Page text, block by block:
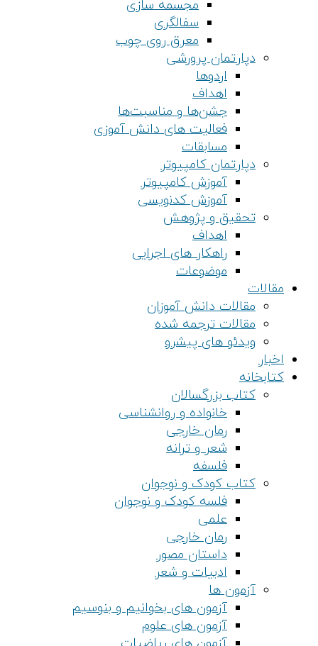
مجسمه سازی
سفالگری
معرق روی چوب
دپارتمان پرورشی
اردوها
اهداف
جشن‌ها و مناسبت‌ها
فعالیت های دانش آموزی
مسابقات
دپارتمان کامپیوتر
آموزش کامپیوتر
آموزش کدنویسی
تحقیق و پژوهش
اهداف
راهکار های اجرایی
موضوعات
مقالات
مقالات دانش آموزان
مقالات ترجمه شده
ویدئو های پیشرو
اخبار
کتابخانه
کتاب بزرگسالان
خانواده و روانشناسی
رمان خارجی
شعر و ترانه
فلسفه
کتاب کودک و نوجوان
فلسه کودک و نوجوان
علمی
رمان خارجی
داستان مصور
ادبیات و شعر
آزمون ها
آزمون های بخوانیم و بنوسیم
آزمون های علوم